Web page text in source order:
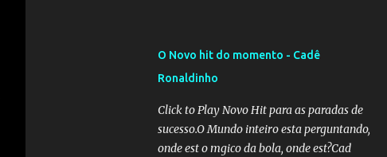
também está sendo analisada pelos
recolhimento. Nesse caso, seriam atingidos
os inativos da União e dos estados.
Atualmente, o teto do INSS é de R$ 5.189,82
O Novo hit do momento - Cadê
Ronaldinho
Click to Play Novo Hit para as paradas de
sucesso.O Mundo inteiro esta perguntando,
onde est o mgico da bola, onde est?Cad